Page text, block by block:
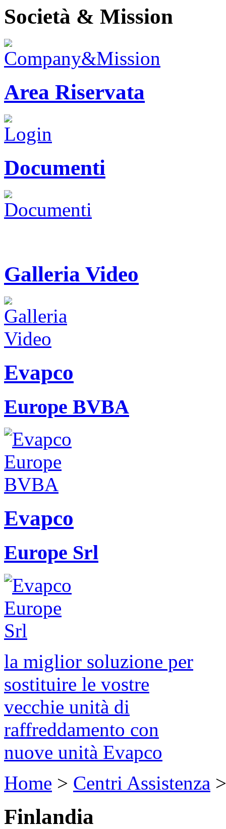
Società & Mission
Area Riservata
Documenti
Galleria Video
Evapco
Europe BVBA
Evapco
Europe Srl
la miglior soluzione per
sostituire le vostre
vecchie unità di
raffreddamento con
nuove unità Evapco
Home > Centri Assistenza
Finlandia